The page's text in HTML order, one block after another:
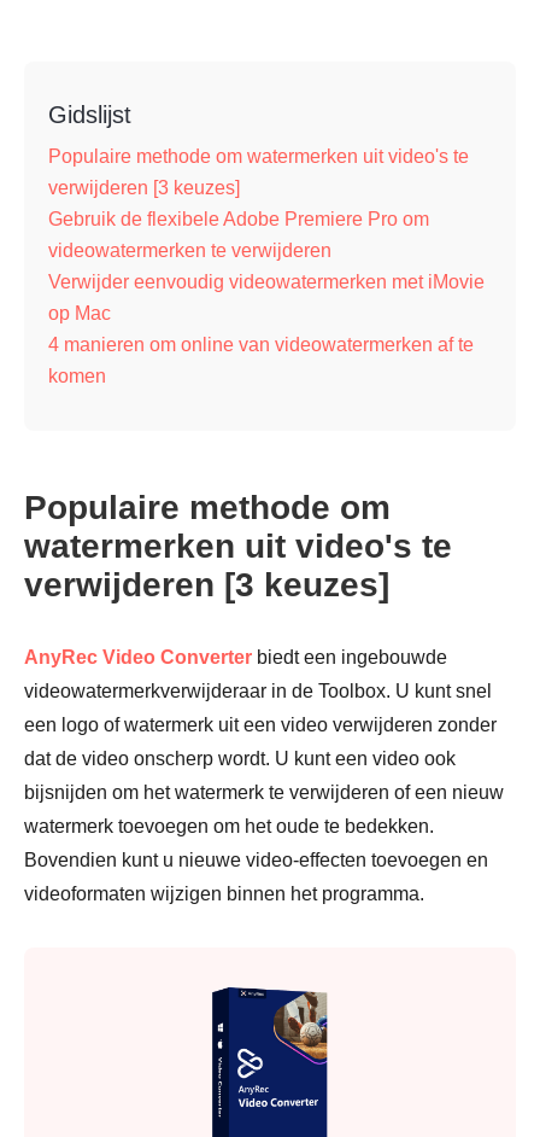
Gidslijst
Populaire methode om watermerken uit video's te
verwijderen [3 keuzes]
Gebruik de flexibele Adobe Premiere Pro om
videowatermerken te verwijderen
Verwijder eenvoudig videowatermerken met iMovie
op Mac
4 manieren om online van videowatermerken af te
komen
Populaire methode om
watermerken uit video's te
verwijderen [3 keuzes]
AnyRec Video Converter biedt een ingebouwde
videowatermerkverwijderaar in de Toolbox. U kunt snel
een logo of watermerk uit een video verwijderen zonder
dat de video onscherp wordt. U kunt een video ook
bijsnijden om het watermerk te verwijderen of een nieuw
watermerk toevoegen om het oude te bedekken.
Bovendien kunt u nieuwe video-effecten toevoegen en
videoformaten wijzigen binnen het programma.